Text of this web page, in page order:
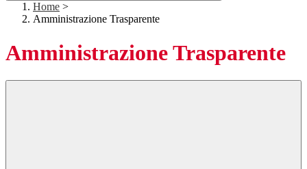
Home >
Amministrazione Trasparente
Amministrazione Trasparente